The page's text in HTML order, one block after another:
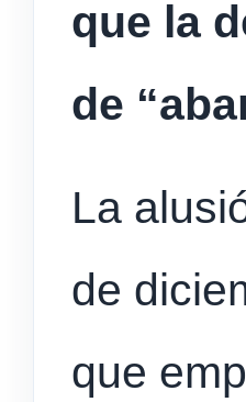
que la
de
La
de
que